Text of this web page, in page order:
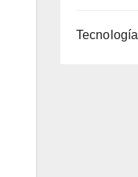
Tecnología